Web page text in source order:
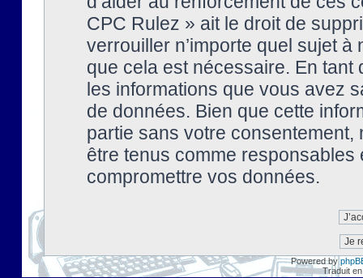
CPC Rulez » ait le droit de
verrouiller n’importe quel sujet à
que cela est nécessaire. En tant
les informations que vous avez
de données. Bien que cette
partie sans votre
être tenus comme
compromettre vos données.
Powered by
Traduit